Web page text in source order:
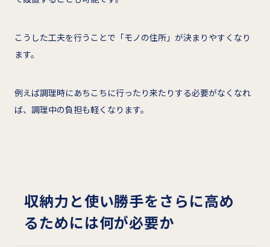
こうした工夫を行うことで「モノの住所」が決まりやすくなり
ます。
例えば調理時にあちこちに行ったり来たりする必要がなくなれ
ば、調理中の負担も軽くなります。
収納力と使い勝手をさらに高め
るためには何が必要か